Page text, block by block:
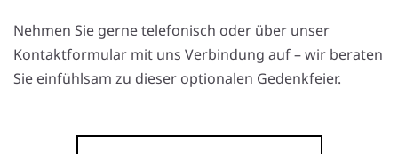
Nehmen Sie gerne telefonisch oder über unser
Kontaktformular mit uns Verbindung auf – wir beraten
Sie einfühlsam zu dieser optionalen Gedenkfeier.